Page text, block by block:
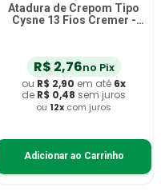
Atadura de Crepom Tipo
Cysne 13 Fios Cremer -
R$ 2,76no Pix
ou R$ 2,90 em até 6x
de R$ 0,48 sem juros
ou 12x com juros
Adicionar ao Carrinho